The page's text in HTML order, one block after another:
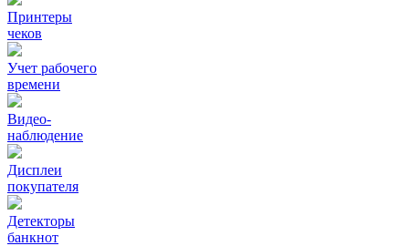
Принтеры
чеков
Учет рабочего
времени
Видео‑
наблюдение
Дисплеи
покупателя
Детекторы
банкнот